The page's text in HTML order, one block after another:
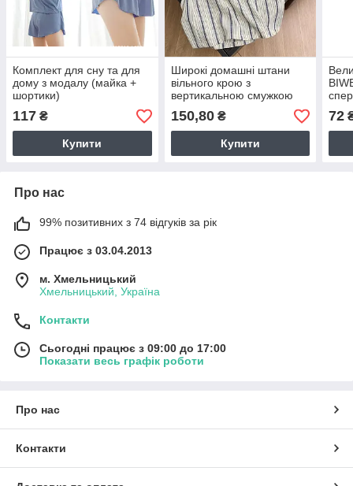
Комплект для сну та для
дому з модалу (майка +
шортики)
117 ₴
Купити
Широкі домашні штани
вільного крою з
вертикальною смужкою
(арт. П0003)
150,80₴
Купити
72
Про нас
99% позитивних з 74 відгуків за рік
Працює з 03.04.2013
м. Хмельницький
Хмельницький, Україна
Контакти
Сьогодні працює з 09:00 до 17:00
Показати весь графік роботи
Про нас
Контакти